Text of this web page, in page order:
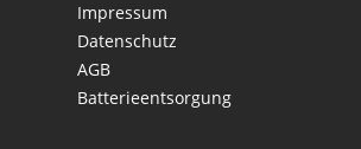
Impressum
Datenschutz
AGB
Batterieentsorgung